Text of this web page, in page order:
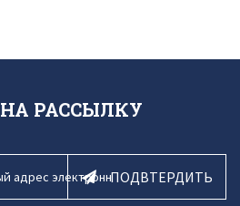
РАССЫЛКУ
ПОДВТЕРДИТЬ